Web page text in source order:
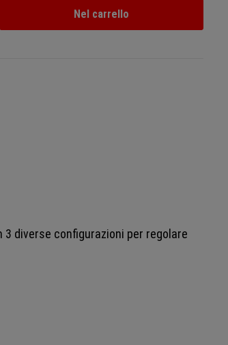
inserisci la quantità desiderata
Nel carrello
diverse configurazioni per regolare